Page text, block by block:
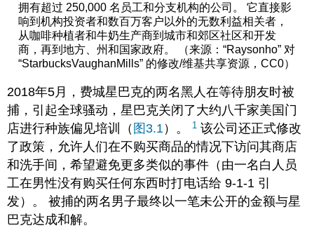
拥有超过 250,000 名员工和分支机构的公司。 它直接影
响到机构投资者和数百万客户以外的无数利益相关者，
从咖啡种植者和牛奶生产商到城市和郊区社区和开发
商，再到地方、州和国家政府。 （来源：“Raysonho” 对
“StarbucksVaughanMills” 的修改/维基共享资源，CC0）
2018年5月，费城星巴克的两名黑人在等待朋友时被
捕，引起全球骚动，星巴克关闭了大约八千家美国门
店进行种族偏见培训（ 图3.1）。 1 该公司还正式修改
了政策，允许人们在不购买商品的情况下访问其商店
和洗手间，希望避免更多类似的事件（由一名白人员
工在男性没有购买任何东西时打电话给 9-1-1 引
发）。 被捕的两名男子最终以一笔未公开的金额与星
巴克达成和解。